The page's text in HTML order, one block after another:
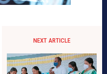
NEXT ARTICLE